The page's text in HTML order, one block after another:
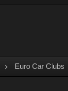
Euro Car Clubs